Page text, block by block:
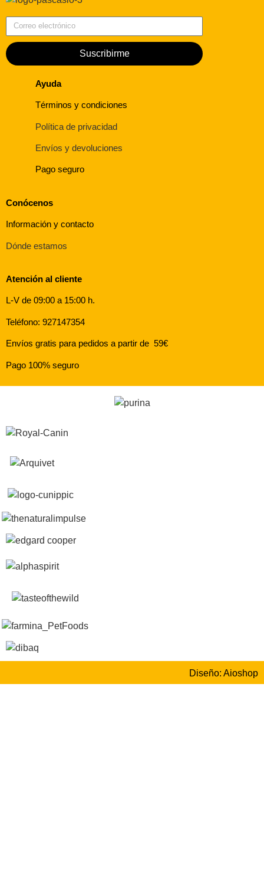
Suscribirme
Ayuda
Términos y condiciones
Política de privacidad
Envíos y devoluciones
Pago seguro
Conócenos
Información y contacto
Dónde estamos
Atención al cliente
L-V de 09:00 a 15:00 h.
Teléfono: 927147354
Envíos gratis para pedidos a partir de 59€
Pago 100% seguro
Diseño: Aioshop